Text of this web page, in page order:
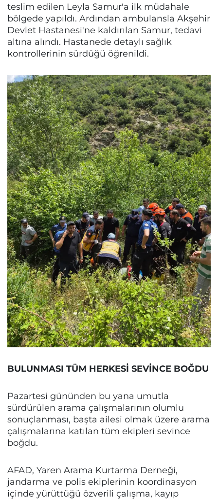
teslim edilen Leyla Samur'a ilk müdahale
bölgede yapıldı. Ardından ambulansla Akşehir
Devlet Hastanesi'ne kaldırılan Samur, tedavi
altına alındı. Hastanede detaylı sağlık
kontrollerinin sürdüğü öğrenildi.
BULUNMASI TÜM HERKESİ SEVİNCE BOĞDU
Pazartesi gününden bu yana umutla
sürdürülen arama çalışmalarının olumlu
sonuçlanması, başta ailesi olmak üzere arama
çalışmalarına katılan tüm ekipleri sevince
boğdu.
AFAD, Yaren Arama Kurtarma Derneği,
jandarma ve polis ekiplerinin koordinasyon
içinde yürüttüğü özverili çalışma, kayıp